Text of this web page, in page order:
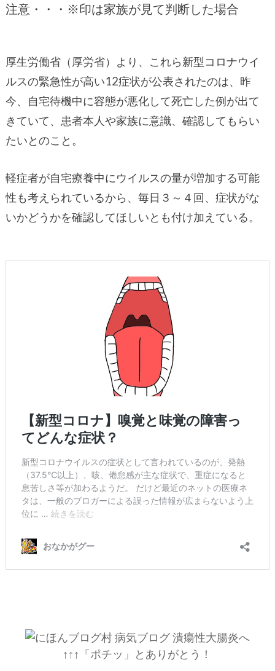
注意・・・※印は家族が見て判断した場合
厚生労働省（厚労省）より、これら新型コロナウイ
ルスの緊急性が高い12症状が公表されたのは、昨
今、自宅待機中に容態が悪化して死亡した例が出て
きていて、患者本人や家族に意識、確認してもらい
たいとのこと。
軽症者が自宅療養中にウイルスの量が増加する可能
性も考えられているから、毎日３～４回、症状がな
いかどうかを確認してほしいとも付け加えている。
↑↑↑「ポチッ」とありがとう！